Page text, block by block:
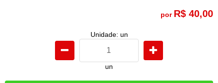
por R$ 40,00
Unidade: un
un